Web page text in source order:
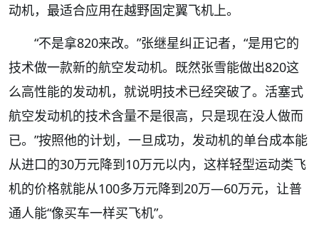
动机，最适合应用在越野固定翼飞机上。
“不是拿820来改。”张继星纠正记者，“是用它的
技术做一款新的航空发动机。既然张雪能做出820这
么高性能的发动机，就说明技术已经突破了。活塞式
航空发动机的技术含量不是很高，只是现在没人做而
已。”按照他的计划，一旦成功，发动机的单台成本能
从进口的30万元降到10万元以内，这样轻型运动类飞
机的价格就能从100多万元降到20万—60万元，让普
通人能“像买车一样买飞机”。